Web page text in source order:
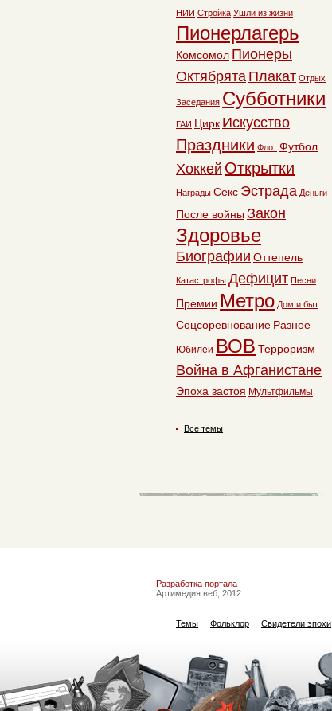
НИИ Стройка Ушли из жизни
Пионерлагерь
Комсомол Пионеры
Октябрята Плакат Отдых
Заседания Субботники
ГАИ Цирк Искусство
Праздники Флот Футбол
Хоккей Открытки
Награды Секс Эстрада Деньги
После войны Закон
Здоровье
Биографии Оттепель
Катастрофы Дефицит Песни
Премии Метро Дом и быт
Соцсоревнование Разное
Юбилеи ВОВ Терроризм
Война в Афганистане
Эпоха застоя Мультфильмы
Все темы
Разработка портала
Артимедия веб, 2012
Темы Фольклор Свидетели эпохи